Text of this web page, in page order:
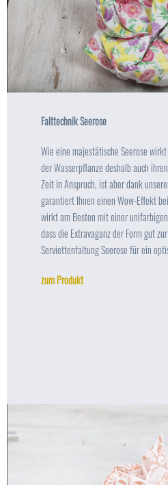
Falttechnik Seerose
Wie eine majestätische Seerose
der Wasserpflanze deshalb auch
Zeit in Anspruch, ist aber dank
garantiert Ihnen einen Wow-Effekt
wirkt am Besten mit einer
dass die Extravaganz der Form gut
Serviettenfaltung Seerose für ein
zum Produkt